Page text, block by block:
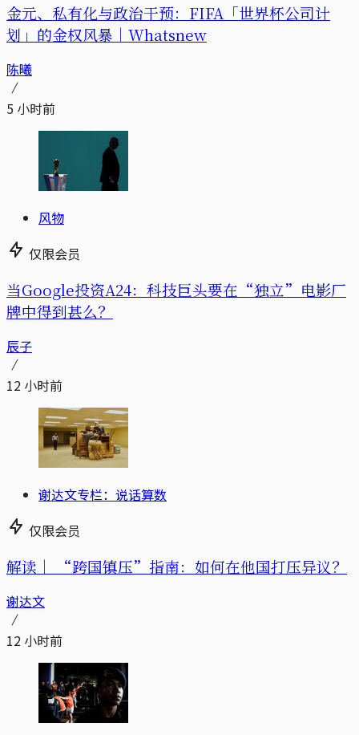
金元、私有化与政治干预：FIFA「世界杯公司计
划」的金权风暴｜Whatsnew
陈曦
5 小时前
风物
仅限会员
当Google投资A24：科技巨头要在“独立”电影厂
牌中得到甚么？
辰子
12 小时前
谢达文专栏：说话算数
仅限会员
解读｜ “跨国镇压”指南：如何在他国打压异议？
谢达文
12 小时前